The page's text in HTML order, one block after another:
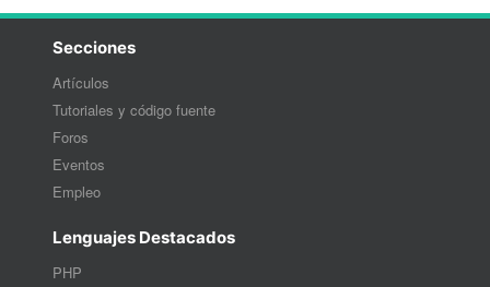
Secciones
Artículos
Tutoriales y código fuente
Foros
Eventos
Empleo
Lenguajes Destacados
PHP